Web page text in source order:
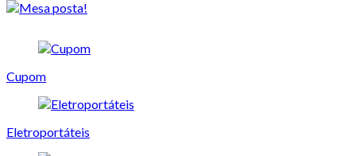
Cupom
Eletroportáteis